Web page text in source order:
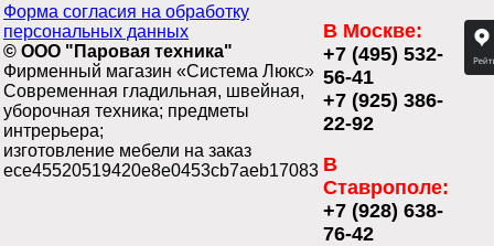
Форма согласия на обработку
персональных данных
© ООО "Паровая техника"
Фирменный магазин «Система Люкс»
Современная гладильная, швейная,
уборочная техника; предметы
интрерьера;
изготовление мебели на заказ
ece45520519420e8e0453cb7aeb17083
В Москве:
+7 (495) 532-
56-41
+7 (925) 386-
22-92
В
Ставрополе:
+7 (928) 638-
76-42